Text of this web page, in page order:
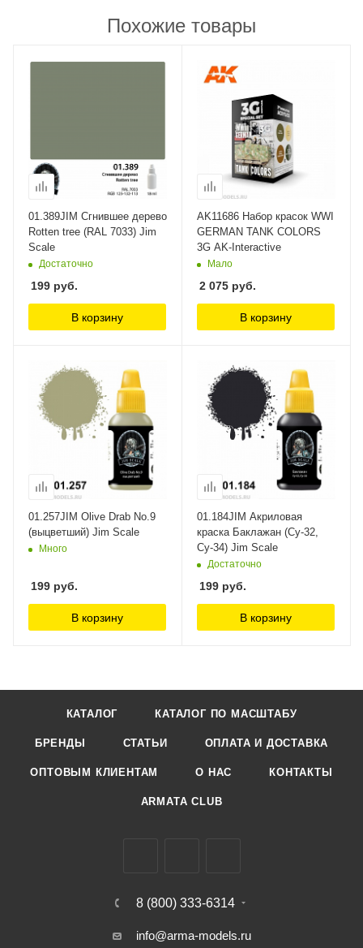
Похожие товары
01.389JIM Сгнившее дерево
Rotten tree (RAL 7033) Jim
Scale
Достаточно
199 руб.
В корзину
AK11686 Набор красок WWI
GERMAN TANK COLORS
3G AK-Interactive
Мало
2 075 руб.
В корзину
01.257JIM Olive Drab No.9
(выцветший) Jim Scale
Много
199 руб.
В корзину
01.184JIM Акриловая
краска Баклажан (Су-32,
Су-34) Jim Scale
Достаточно
199 руб.
В корзину
КАТАЛОГ КАТАЛОГ ПО МАСШТАБУ
БРЕНДЫ СТАТЬИ ОПЛАТА И ДОСТАВКА
ОПТОВЫМ КЛИЕНТАМ О НАС КОНТАКТЫ
ARMATA CLUB
8 (800) 333-6314
info@arma-models.ru